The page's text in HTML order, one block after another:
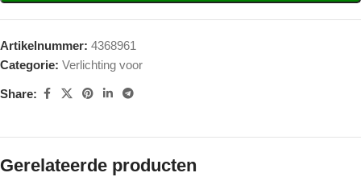
Artikelnummer: 4368961
Categorie: Verlichting voor
Share:
Gerelateerde producten